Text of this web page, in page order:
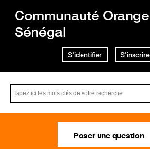
Communauté Orange
Sénégal
S'identifier S'inscrire
Poser une question